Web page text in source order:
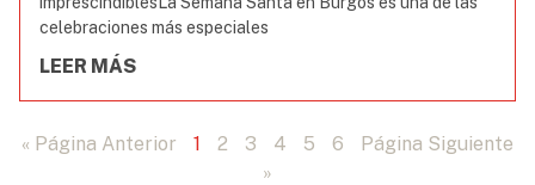
celebraciones más especiales
LEER MÁS
« Página Anterior 1 2 3 4 5 6
Página Siguiente
»